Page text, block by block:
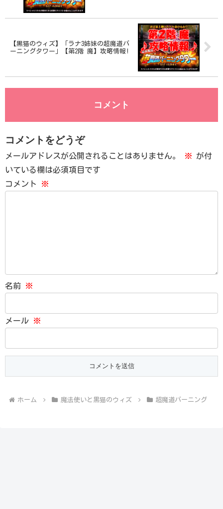
【黒猫のウィズ】「ラナ3姉妹の超魔道バ
ーニングタワー」【第2階 魔】攻略情報!
コメント
コメントをどうぞ
メールアドレスが公開されることはありません。 ※ が付
いている欄は必須項目です
コメント
※
名前 ※
メール ※
ホーム 魔法使いと黒猫のウィズ 超魔道バーニング